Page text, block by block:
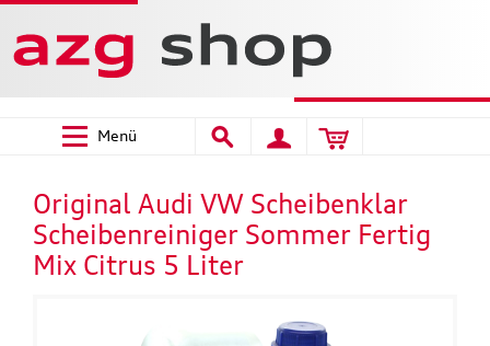
Menü
Original Audi VW Scheibenklar
Scheibenreiniger Sommer Fertig
Mix Citrus 5 Liter